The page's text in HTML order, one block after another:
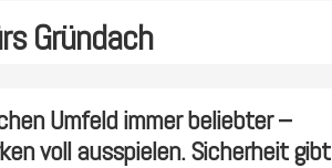
Gründach
Umfeld immer beliebter –
voll ausspielen. Sicherheit gibt